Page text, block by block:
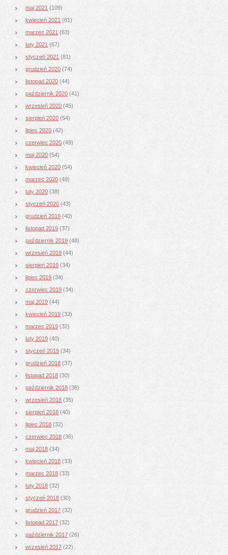
maj 2021 (109)
kwiecień 2021 (81)
marzec 2021 (63)
luty 2021 (67)
styczeń 2021 (81)
grudzień 2020 (74)
listopad 2020 (44)
październik 2020 (41)
wrzesień 2020 (45)
sierpień 2020 (54)
lipiec 2020 (42)
czerwiec 2020 (49)
maj 2020 (54)
kwiecień 2020 (54)
marzec 2020 (49)
luty 2020 (38)
styczeń 2020 (43)
grudzień 2019 (40)
listopad 2019 (37)
październik 2019 (48)
wrzesień 2019 (44)
sierpień 2019 (34)
lipiec 2019 (34)
czerwiec 2019 (34)
maj 2019 (44)
kwiecień 2019 (32)
marzec 2019 (32)
luty 2019 (40)
styczeń 2019 (34)
grudzień 2018 (37)
listopad 2018 (30)
październik 2018 (36)
wrzesień 2018 (35)
sierpień 2018 (40)
lipiec 2018 (32)
czerwiec 2018 (36)
maj 2018 (34)
kwiecień 2018 (33)
marzec 2018 (33)
luty 2018 (32)
styczeń 2018 (30)
grudzień 2017 (32)
listopad 2017 (32)
październik 2017 (26)
wrzesień 2017 (22)